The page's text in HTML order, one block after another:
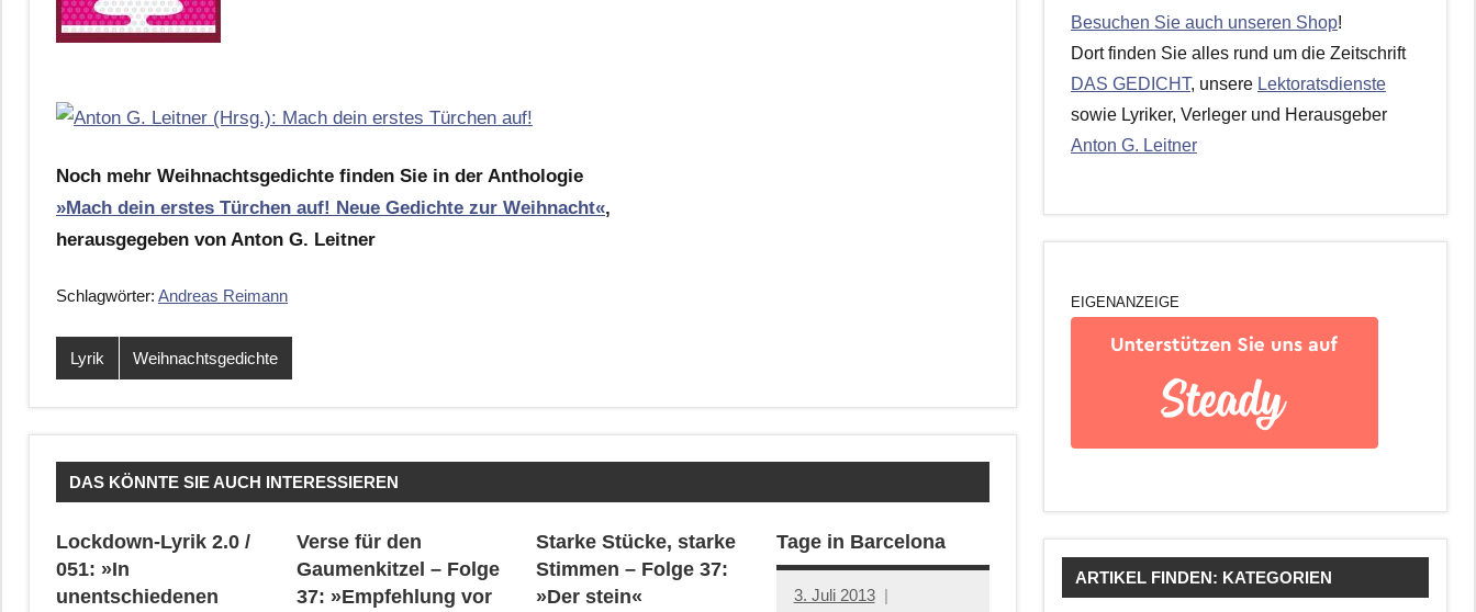
Noch mehr Weihnachtsgedichte finden Sie in der Anthologie
»Mach dein erstes Türchen auf! Neue Gedichte zur Weihnacht«,
herausgegeben von Anton G. Leitner
Schlagwörter: Andreas Reimann
Lyrik Weihnachtsgedichte
DAS KÖNNTE SIE AUCH INTERESSIEREN
Lockdown-Lyrik 2.0 /
051: »In
unentschiedenen
Verse für den
Gaumenkitzel – Folge
37: »Empfehlung vor
Starke Stücke, starke
Stimmen – Folge 37:
»Der stein«
Tage in Barcelona
3. Juli 2013
Besuchen Sie auch unseren Shop!
Dort finden Sie alles rund um die Zeitschrift
DAS GEDICHT, unsere Lektoratsdienste
sowie Lyriker, Verleger und Herausgeber
Anton G. Leitner
EIGENANZEIGE
ARTIKEL FINDEN: KATEGORIEN